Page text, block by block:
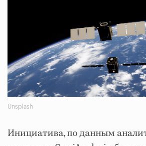
Unsplash
Инициатива, по данным